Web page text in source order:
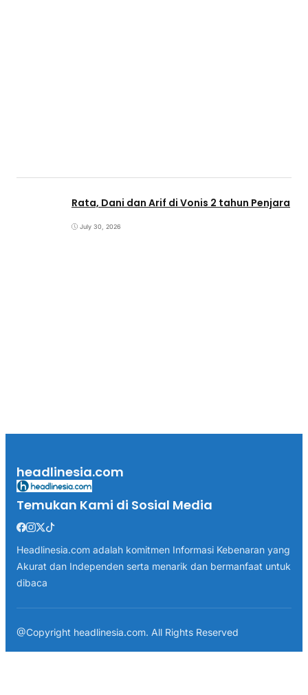
Rata, Dani dan Arif di Vonis 2 tahun Penjara
July 30, 2026
headlinesia.com
Temukan Kami di Sosial Media
Headlinesia.com adalah komitmen Informasi Kebenaran yang
Akurat dan Independen serta menarik dan bermanfaat untuk
dibaca
@Copyright headlinesia.com. All Rights Reserved